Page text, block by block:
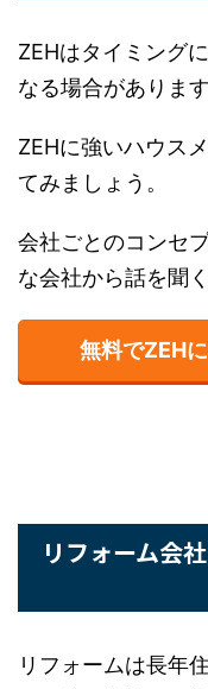
ZEHはタイミング
になる場合がありま
ZEHに強いハウス
してみましょう。
会社ごとのコンセ
うな会社から話を
無料でZEH
リフォーム会
リフォームは長年